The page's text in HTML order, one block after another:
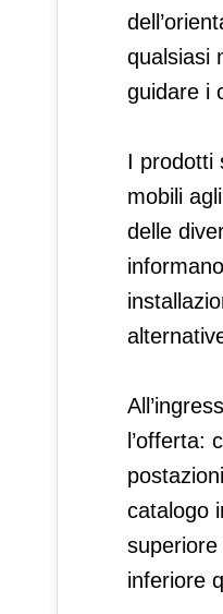
qualsiasi
guidare i
I prodotti
mobili
delle
l’offerta:
catalogo
inferiore